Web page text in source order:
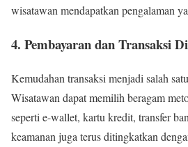
wisatawan mendapatkan pengalaman
4. Pembayaran dan Transaksi
Kemudahan transaksi menjadi salah
Wisatawan dapat memilih beragam
seperti e-wallet, kartu kredit, transfer
keamanan juga terus ditingkatkan